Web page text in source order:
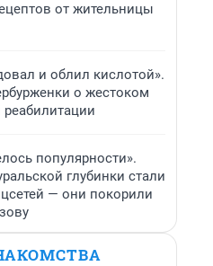
от жительницы
и облил кислотой».
о жестоком
популярности».
глубинки стали
— они покорили